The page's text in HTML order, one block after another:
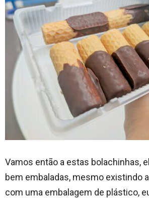
Vamos então a estas bolachinhas,
bem embaladas, mesmo existindo
com uma embalagem de plástico,